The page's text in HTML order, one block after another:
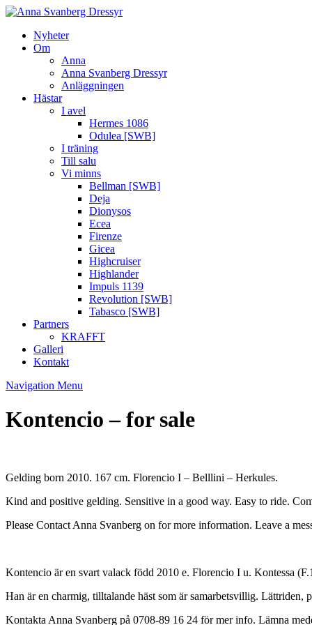
Nyheter
Om
Anna
Anna Svanberg Dressyr
Anläggningen
Hästar
I avel
Hermes 1086
Odulea [SWB]
I träning
Till salu
Vi minns
Bellman [SWB]
Deja
Dionysos
Ecea
Firenze
Gicea
Highcruiser
Highlander
Impuls 1139
Revolution [SWB]
Tabasco [SWB]
Partners
KRAFFT
Galleri
Kontakt
Navigation Menu
Kontencio – for sale
Gelding born 2010. 167 cm. Florencio I – Belllini – Herkules.
Kind and positive gelding. Sensitive in a good way. Easy to ride.
Please Contact Anna Svanberg on for more information. Leave a
Kontencio är en svart valack född 2010 e. Florencio I u. Kontessa
Han är en charmig, tilltalande häst som är samarbetsvillig.
Kontakta Anna Svanberg på 0708-89 16 24 för mer info. Lämna